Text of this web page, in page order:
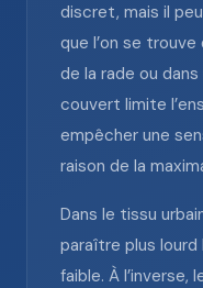
discret, mais il
que l’on se
de la rade ou
couvert limite
empêcher une
raison de la
Dans le tissu
paraître plus lourd
faible. À l’inverse,